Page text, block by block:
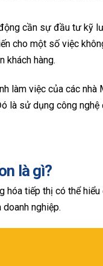
cần sự đầu tư kỹ
cho một số việc
khách hàng.
làm việc của các
là sử dụng công
là gì?
hóa tiếp thị có thể
nghiệp.